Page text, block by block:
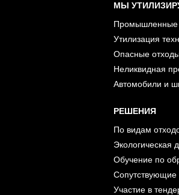
МЫ
Промышленные
Утилизация
Опасные
Неликвидная
Автомобили и
РЕШЕНИЯ
По видам
Экологическая
Обучение по
Сопутствующие
Участие в